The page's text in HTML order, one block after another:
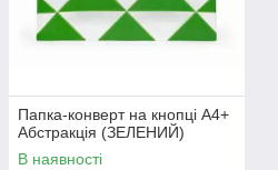
Папка-конверт на кнопці А4+
Абстракція (ЗЕЛЕНИЙ)
В наявності